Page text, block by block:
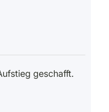
geschafft.